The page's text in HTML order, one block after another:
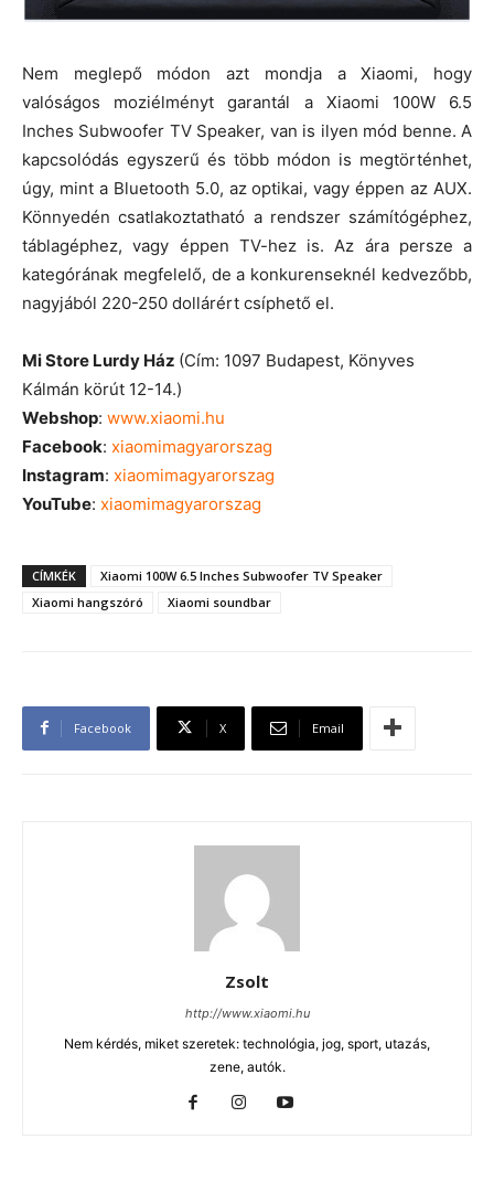
Nem meglepő módon azt mondja a Xiaomi, hogy
valóságos moziélményt garantál a Xiaomi 100W 6.5
Inches Subwoofer TV Speaker, van is ilyen mód benne. A
kapcsolódás egyszerű és több módon is megtörténhet,
úgy, mint a Bluetooth 5.0, az optikai, vagy éppen az AUX.
Könnyedén csatlakoztatható a rendszer számítógéphez,
táblagéphez, vagy éppen TV-hez is. Az ára persze a
kategórának megfelelő, de a konkurenseknél kedvezőbb,
nagyjából 220-250 dollárért csíphető el.
Mi Store Lurdy Ház (Cím: 1097 Budapest, Könyves
Kálmán körút 12-14.)
Webshop: www.xiaomi.hu
Facebook: xiaomimagyarorszag
Instagram: xiaomimagyarorszag
YouTube: xiaomimagyarorszag
CÍMKÉK
Xiaomi 100W 6.5 Inches Subwoofer TV Speaker
Xiaomi hangszóró
Xiaomi soundbar
Facebook X Email
Zsolt
http://www.xiaomi.hu
Nem kérdés, miket szeretek: technológia, jog, sport, utazás,
zene, autók.